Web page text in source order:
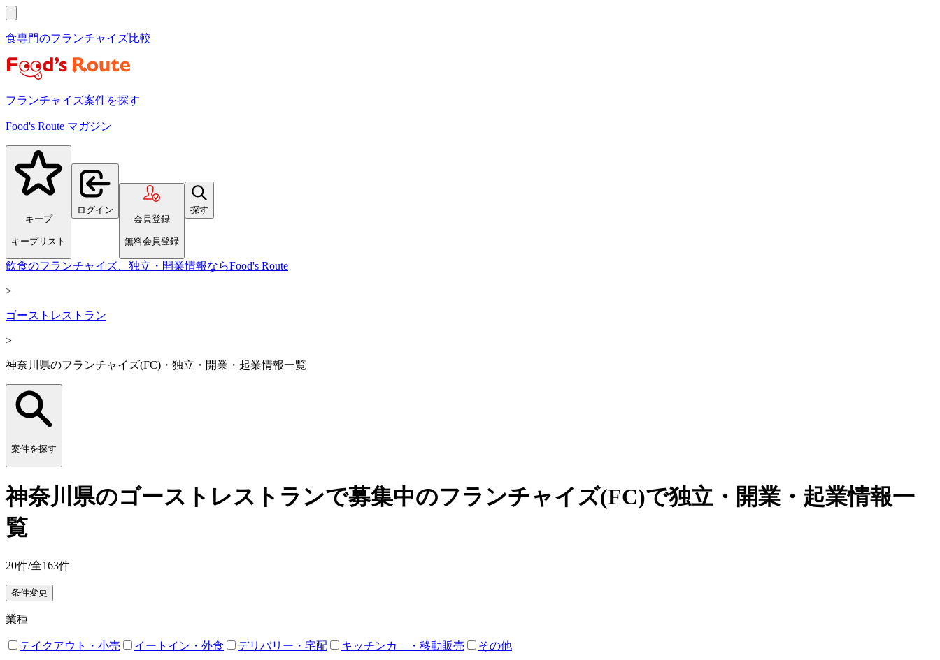
食専門のフランチャイズ比較
フランチャイズ案件を探す
Food's Route マガジン
キープ
キープリスト
ログイン
会員登録
無料会員登録
探す
飲食のフランチャイズ、独立・開業情報ならFood's Route
>
ゴーストレストラン
>
神奈川県のフランチャイズ(FC)・独立・開業・起業情報一覧
案件を探す
神奈川県のゴーストレストランで募集中のフランチャイズ(FC)で独立・開業・起業情報一
覧
20件/全163件
条件変更
業種
テイクアウト・小売 イートイン・外食 デリバリー・宅配 キッチンカ―・移動販売 その他